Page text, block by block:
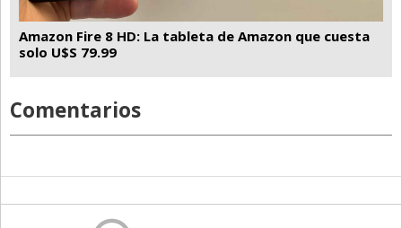
Amazon Fire 8 HD: La tableta de Amazon que cuesta
solo U$S 79.99
Comentarios